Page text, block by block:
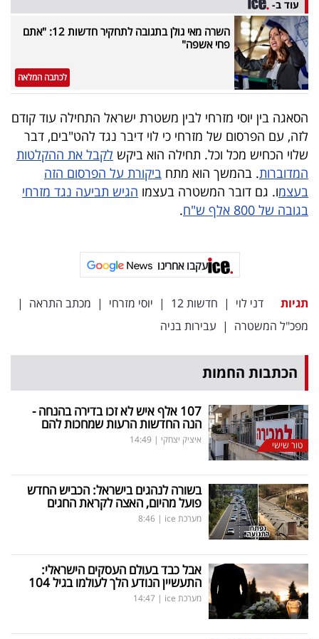
עוד ב-
השרה מאי גולן בתגובה לתחקיר חדשות 12: "אתם
פחי אשפה"
לכתבה המלאה
הסאגה בין יוסי מזרחי לבין משטרת ישראל התחילה עוד קודם
לזה, עם הפרסום של מזרחי כי לוי דיבר נגד להט"בים, דבר
שלוי הכחיש מכל וכל. תחילה הוא ביקש לקבל את ההקלטות
המדוברות. בהמשך הוא מתח ביקורת על הפרסום הזה
בעצמו. גם דובר המשטרה בעצמו הגיש תביעה נגד מזרחי
בגובה של 800 אלף ש"ח
.
עקבו אחרינו
תגיות דני לוי | חדשות 12 | יוסי מזרחי | מכתב התראה |
מפכ"ל המשטרה | עבירות בניה
הכתבות החמות
טור שישי
107 אלף איש לא זכו בדירה בהנחה -
הנה החדשות הרעות שמחכות להם
איציק יצחקי |
14:49
בשורה לנהגים בישראל: הכביש החדש
פועל מהיום, האצה לקראת החגים
מערכת ice |
8:46
אבל כבד בעולם העסקים הישראלי:
התעשיין הנודע הלך לעולמו בגיל 104
מערכת ice |
14:47